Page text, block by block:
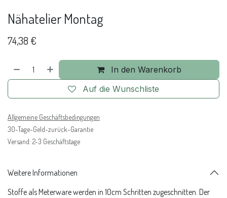
Nähatelier Montag
74,38 €
In den Warenkorb
Auf die Wunschliste
Allgemeine Geschäftsbedingungen
30-Tage-Geld-zurück-Garantie
Versand: 2-3 Geschäftstage
Weitere Informationen
Stoffe als Meterware werden in 10cm Schritten zugeschnitten. Der